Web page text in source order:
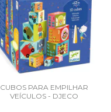
CUBOS PARA EMPILHAR
VEÍCULOS - DJECO